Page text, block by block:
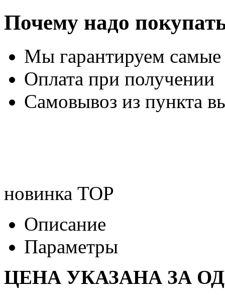
Почему надо
Мы гарантируем
Оплата при получении
Самовывоз из пункта
новинка TOP
Описание
Параметры
ЦЕНА УКАЗАНА ЗА